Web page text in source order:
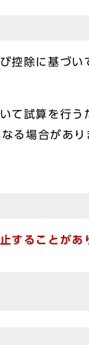
控除に基づい
て試算を行う
る場合があり
することがあ